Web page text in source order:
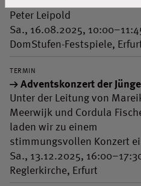
Peter Leipold
Sa., 16.08.2025,
DomStufen-Festspiele,
TERMIN
Adventskonzert der
Unter der Leitung von
Meerwijk und Cordula
laden wir zu einem
stimmungsvollen Konzert
Sa., 13.12.2025,
Reglerkirche, Erfurt